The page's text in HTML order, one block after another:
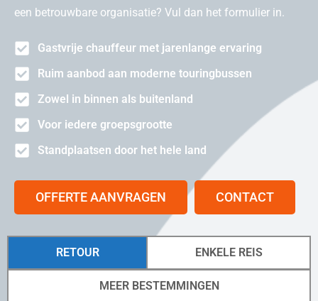
een betrouwbare organisatie? Vul dan het formulier in.
Gastvrije chauffeur met jarenlange ervaring
Ruim aanbod aan moderne touringbussen
Zowel in binnen als buitenland
Voor iedere groepsgrootte
Standplaatsen door het hele land
OFFERTE AANVRAGEN CONTACT
RETOUR ENKELE REIS
MEER BESTEMMINGEN